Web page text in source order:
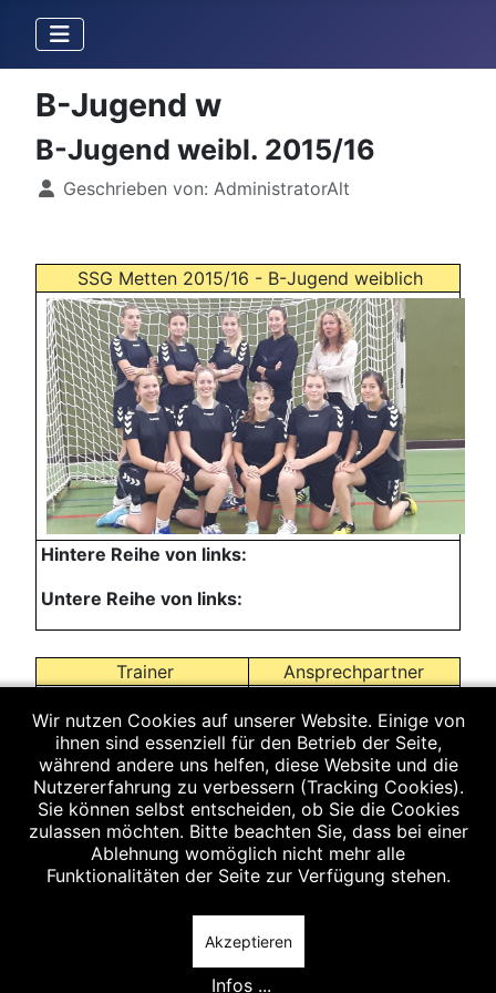
B-Jugend w
B-Jugend weibl. 2015/16
DetailsGeschrieben von: AdministratorAlt
SSG Metten 2015/16 - B-Jugend weiblich
Hintere Reihe von links:
Untere Reihe von links:
Trainer Ansprechpartner
Kerstin
Scheichenzuber
Kerstin
Scheichenzuber
Email:
kerstin.detlef@web.de
Wir nutzen Cookies auf unserer Website. Einige von
ihnen sind essenziell für den Betrieb der Seite,
während andere uns helfen, diese Website und die
Nutzererfahrung zu verbessern (Tracking Cookies).
Sie können selbst entscheiden, ob Sie die Cookies
zulassen möchten. Bitte beachten Sie, dass bei einer
Ablehnung womöglich nicht mehr alle
Funktionalitäten der Seite zur Verfügung stehen.
Akzeptieren
Infos ...